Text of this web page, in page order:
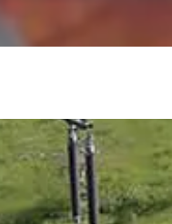
Formate